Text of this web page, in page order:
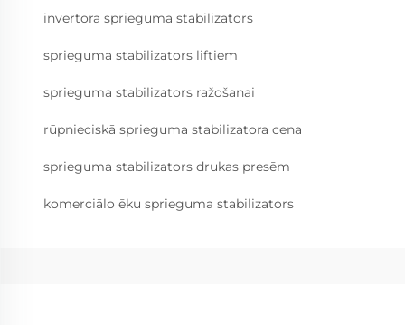
invertora sprieguma stabilizators
sprieguma stabilizators liftiem
sprieguma stabilizators ražošanai
rūpnieciskā sprieguma stabilizatora cena
sprieguma stabilizators drukas presēm
komerciālo ēku sprieguma stabilizators